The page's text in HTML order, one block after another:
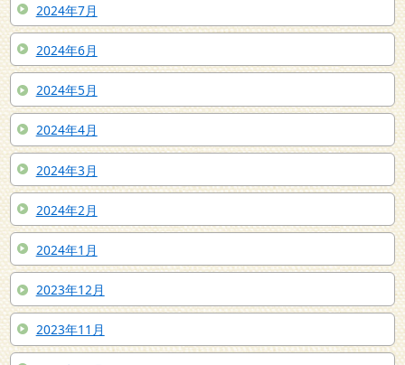
2024年7月
2024年6月
2024年5月
2024年4月
2024年3月
2024年2月
2024年1月
2023年12月
2023年11月